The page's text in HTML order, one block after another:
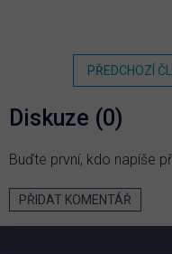
PŘEDCHOZÍ
Diskuze (0)
Buďte první, kdo napíše
PŘIDAT KOMENTÁŘ